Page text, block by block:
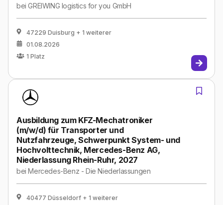
beiGREIWING logistics for you GmbH
47229 Duisburg + 1 weiterer
01.08.2026
1 Platz
Ausbildung zum KFZ-Mechatroniker
(m/w/d) für Transporter und
Nutzfahrzeuge, Schwerpunkt System- und
Hochvolttechnik, Mercedes-Benz AG,
Niederlassung Rhein-Ruhr, 2027
beiMercedes-Benz - Die Niederlassungen
40477 Düsseldorf + 1 weiterer